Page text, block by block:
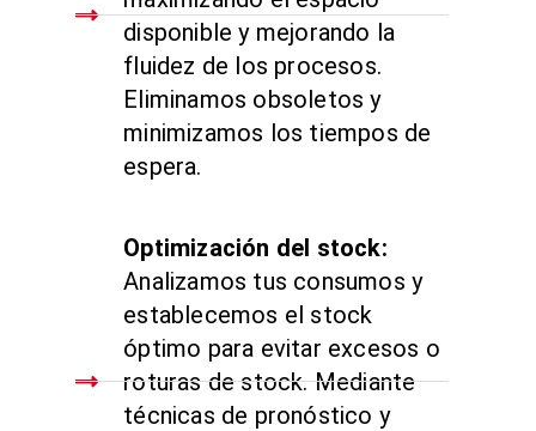
disponible y mejorando la
fluidez de los procesos.
Eliminamos obsoletos y
minimizamos los tiempos de
espera.
Optimización del stock:
Analizamos tus consumos y
establecemos el stock
óptimo para evitar excesos o
roturas de stock. Mediante
técnicas de pronóstico y